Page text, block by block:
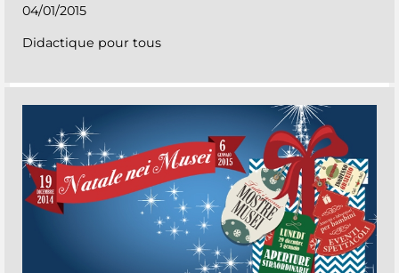
04/01/2015
Didactique pour tous